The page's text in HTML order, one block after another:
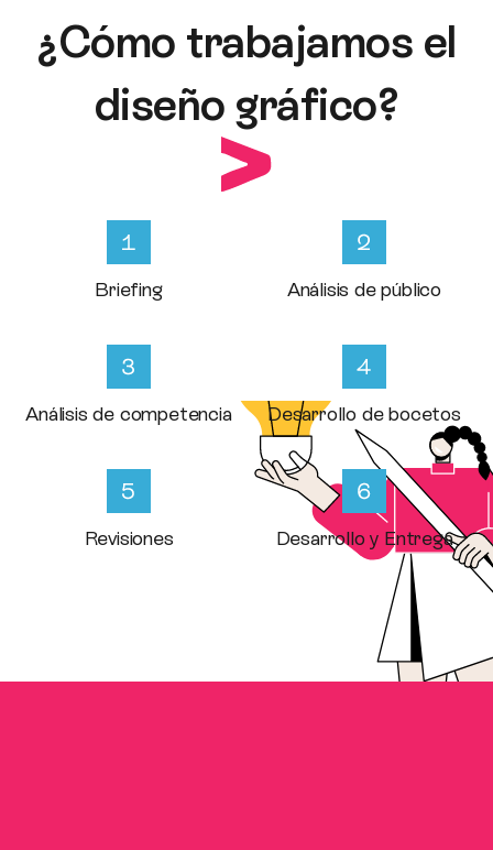
¿Cómo trabajamos el
diseño gráfico?
Briefing Análisis de público
Análisis de competencia Desarrollo de bocetos
Revisiones Desarrollo y Entrega